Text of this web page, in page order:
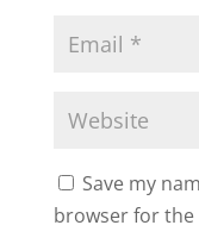
Save my
browser for